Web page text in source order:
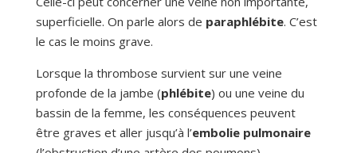
superficielle. On parle alors de paraphlébite. C’est
le cas le moins grave.
Lorsque la thrombose survient sur une veine
profonde de la jambe (phlébite) ou une veine du
bassin de la femme, les conséquences peuvent
être graves et aller jusqu’à l’embolie pulmonaire